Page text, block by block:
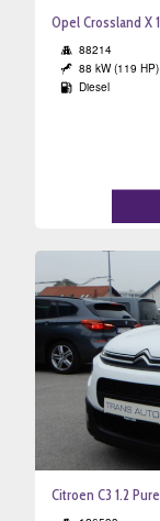
Opel Crossland X
88214
88 kW (119 HP)
Diesel
Citroen C3 1.2